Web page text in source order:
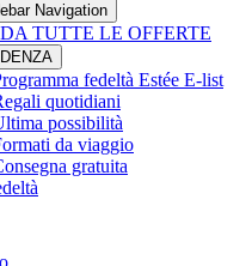
Navigation
TUTTE LE OFFERTE
fedeltà Estée E-list
quotidiani
possibilità
da viaggio
gratuita